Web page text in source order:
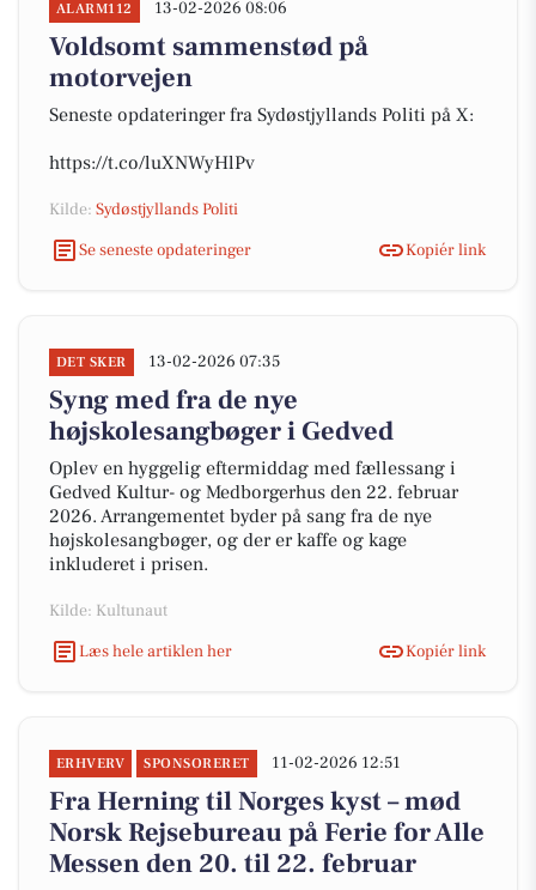
ALARM112 13-02-2026 08:06
Voldsomt sammenstød på
motorvejen
Seneste opdateringer fra Sydøstjyllands Politi på X:
https://t.co/luXNWyHlPv
Kilde: Sydøstjyllands Politi
Se seneste opdateringer
Kopiér link
DET SKER 13-02-2026 07:35
Syng med fra de nye
højskolesangbøger i Gedved
Oplev en hyggelig eftermiddag med fællessang i
Gedved Kultur- og Medborgerhus den 22. februar
2026. Arrangementet byder på sang fra de nye
højskolesangbøger, og der er kaffe og kage
inkluderet i prisen.
Kilde: Kultunaut
Læs hele artiklen her
Kopiér link
ERHVERV SPONSORERET 11-02-2026 12:51
Fra Herning til Norges kyst – mød
Norsk Rejsebureau på Ferie for Alle
Messen den 20. til 22. februar